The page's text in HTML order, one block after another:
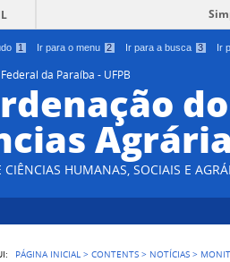
1 Ir para o menu 2 Ir para a busca 3 Ir
da Paraíba - UFPB
CIÊNCIAS HUMANAS, SOCIAIS E
PÁGINA INICIAL >CONTENTS > NOTÍCIAS >